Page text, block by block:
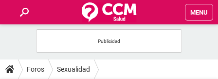
MENU
FOROS
Foros Sexualidad